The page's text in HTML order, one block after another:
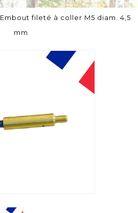
Embout fileté à coller M5 diam. 4,5
mm